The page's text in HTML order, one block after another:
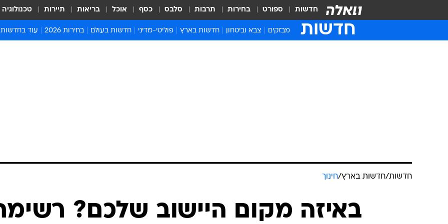
חדשות ספורט בחירות תרבות סלבס כסף אוכל בריאות תיירות טכנולוגיה
חדשות מבזקים צבא וביטחון חדשות בארץ פוליטי-מדיני חדשות בעולם בחירות 2026 עוד בחדשות
חדשות
חדשות/חדשות בארץ/חינוך
באיזה מקום היישוב שלכם?